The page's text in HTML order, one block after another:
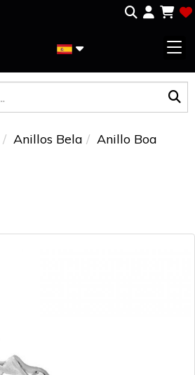
Anillos Bela Anillo Boa